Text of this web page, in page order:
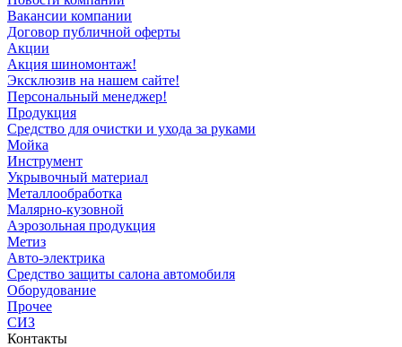
Вакансии компании
Договор публичной оферты
Акции
Акция шиномонтаж!
Эксклюзив на нашем сайте!
Персональный менеджер!
Продукция
Средство для очистки и ухода за руками
Мойка
Инструмент
Укрывочный материал
Металлообработка
Малярно-кузовной
Аэрозольная продукция
Метиз
Авто-электрика
Средство защиты салона автомобиля
Оборудование
Прочее
СИЗ
Контакты